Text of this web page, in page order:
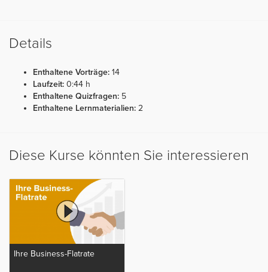
Details
Enthaltene Vorträge: 14
Laufzeit: 0:44 h
Enthaltene Quizfragen: 5
Enthaltene Lernmaterialien: 2
Diese Kurse könnten Sie interessieren
Ihre Business-Flatrate